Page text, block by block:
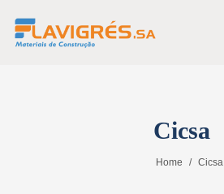
Cicsa
Home Cicsa